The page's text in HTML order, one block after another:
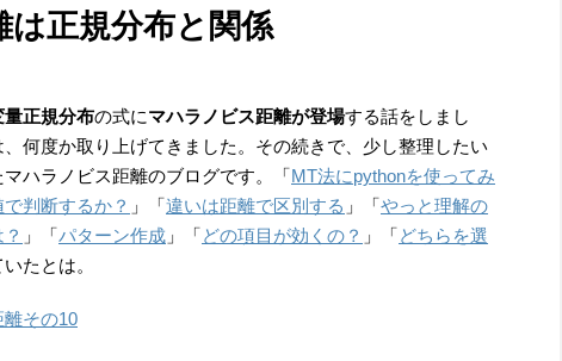
正規分布と関係
量正規分布の式にマハラノビス距離が登場する話をしまし
何度か取り上げてきました。その続きで、少し整理したい
ハラノビス距離のブログです。「MT法にpythonを使ってみ
判断するか？ 」「違いは距離で区別する 」「やっと理解の
」「パターン作成 」「どの項目が効くの？ 」「どちらを選
たとは。
離その10